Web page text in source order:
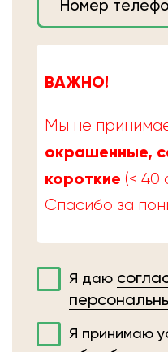
ВАЖНО!
Мы не
окрашенные,
короткие (< 40
Спасибо за
Я даю
Я принимаю